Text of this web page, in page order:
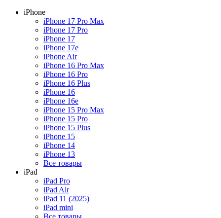
iPhone
iPhone 17 Pro Max
iPhone 17 Pro
iPhone 17
iPhone 17e
iPhone Air
iPhone 16 Pro Max
iPhone 16 Pro
iPhone 16 Plus
iPhone 16
iPhone 16e
iPhone 15 Pro Max
iPhone 15 Pro
iPhone 15 Plus
iPhone 15
iPhone 14
iPhone 13
Все товары
iPad
iPad Pro
iPad Air
iPad 11 (2025)
iPad mini
Все товары